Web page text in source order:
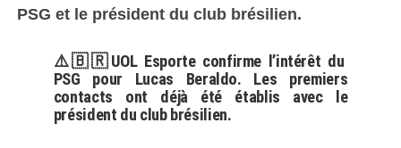
PSG et le président du club brésilien.
⚠️🇧🇷UOL Esporte confirme l’intérêt du
PSG pour Lucas Beraldo. Les premiers
contacts ont déjà été établis avec le
président du club brésilien.